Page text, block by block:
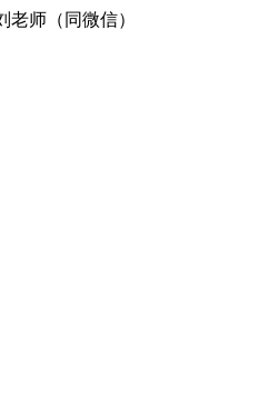
老师（同微信）